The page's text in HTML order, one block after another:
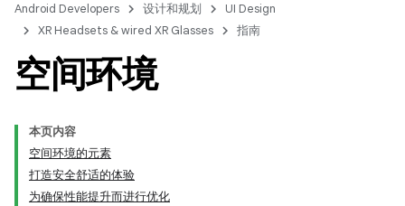
Android Developers 设计和规划
UI Design
XR Headsets & wired XR Glasses
指南
空间环境
本页内容
空间环境的元素
打造安全舒适的体验
为确保性能提升而进行优化